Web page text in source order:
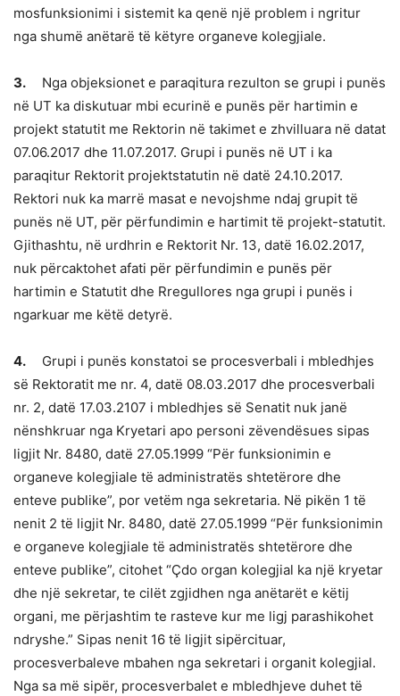
mosfunksionimi i sistemit ka qenë një problem i ngritur
nga shumë anëtarë të këtyre organeve kolegjiale.
3. Nga objeksionet e paraqitura rezulton se grupi i punës
në UT ka diskutuar mbi ecurinë e punës për hartimin e
projekt statutit me Rektorin në takimet e zhvilluara në datat
07.06.2017 dhe 11.07.2017. Grupi i punës në UT i ka
paraqitur Rektorit projektstatutin në datë 24.10.2017.
Rektori nuk ka marrë masat e nevojshme ndaj grupit të
punës në UT, për përfundimin e hartimit të projekt-statutit.
Gjithashtu, në urdhrin e Rektorit Nr. 13, datë 16.02.2017,
nuk përcaktohet afati për përfundimin e punës për
hartimin e Statutit dhe Rregullores nga grupi i punës i
ngarkuar me këtë detyrë.
4. Grupi i punës konstatoi se procesverbali i mbledhjes
së Rektoratit me nr. 4, datë 08.03.2017 dhe procesverbali
nr. 2, datë 17.03.2107 i mbledhjes së Senatit nuk janë
nënshkruar nga Kryetari apo personi zëvendësues sipas
ligjit Nr. 8480, datë 27.05.1999 “Për funksionimin e
organeve kolegjiale të administratës shtetërore dhe
enteve publike”, por vetëm nga sekretaria. Në pikën 1 të
nenit 2 të ligjit Nr. 8480, datë 27.05.1999 “Për funksionimin
e organeve kolegjiale të administratës shtetërore dhe
enteve publike”, citohet “Çdo organ kolegjial ka një kryetar
dhe një sekretar, te cilët zgjidhen nga anëtarët e këtij
organi, me përjashtim te rasteve kur me ligj parashikohet
ndryshe.” Sipas nenit 16 të ligjit sipërcituar,
procesverbaleve mbahen nga sekretari i organit kolegjial.
Nga sa më sipër, procesverbalet e mbledhjeve duhet të